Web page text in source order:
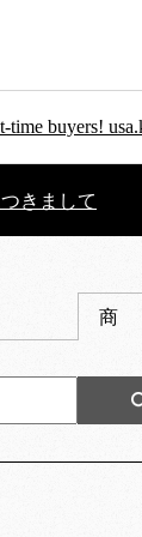
buyers!
きまして
商